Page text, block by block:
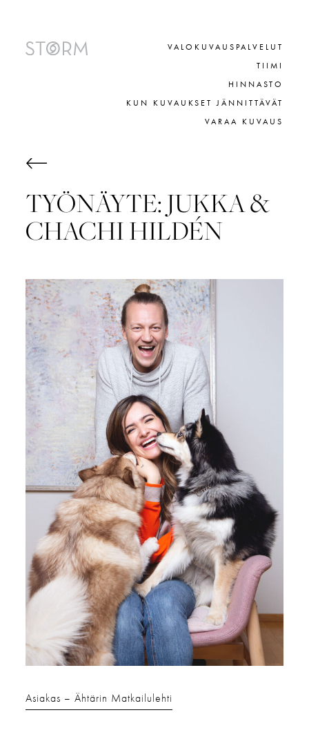
content
VALOKUVAUSPALVELUT
TIIMI
HINNASTO
KUN KUVAUKSET JÄNNITTÄVÄT
VARAA KUVAUS
TYÖNÄYTE: JUKKA &
CHACHI HILDÉN
Asiakas Ähtärin Matkailulehti